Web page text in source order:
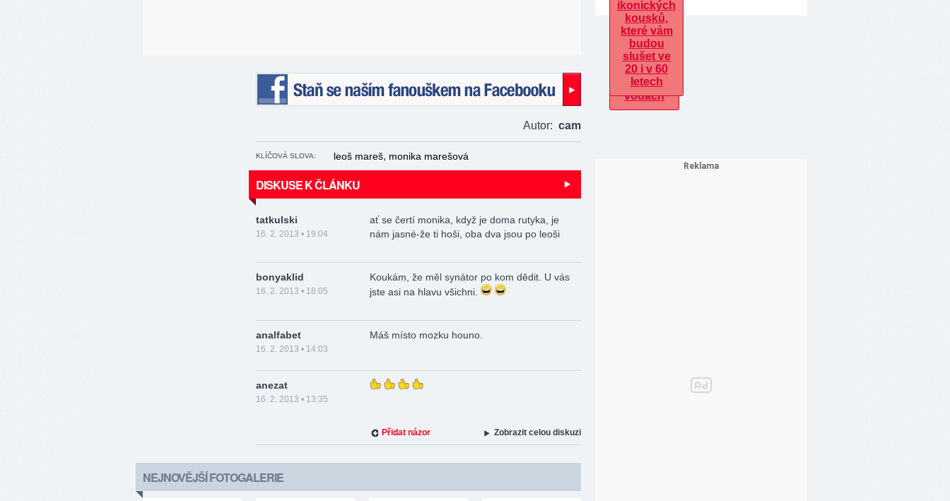
Autor: cam
KLÍČOVÁ SLOVA: leoš mareš, monika marešová
DISKUSE K ČLÁNKU
tatkulski
16. 2. 2013 • 19:04
ať se čertí monika, když je doma rutyka, je
nám jasné-že ti hoši, oba dva jsou po leoši
bonyaklid
16. 2. 2013 • 18:05
Koukám, že měl synátor po kom dědit. U vás
jste asi na hlavu všichni.
analfabet
16. 2. 2013 • 14:03
Máš místo mozku houno.
anezat
16. 2. 2013 • 13:35
Přidat názor Zobrazit celou diskuzi
NEJNOVĚJŠÍ FOTOGALERIE